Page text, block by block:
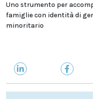
Uno strumento per
famiglie con identità di
minoritario